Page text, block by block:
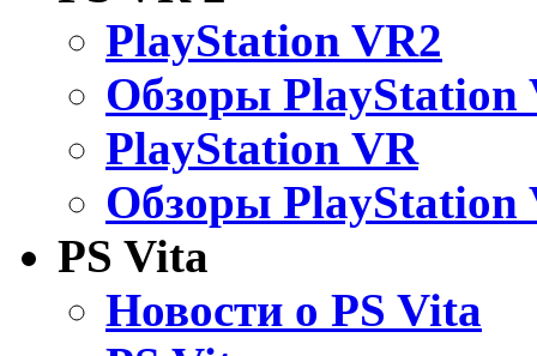
PlayStation VR2
Обзоры PlayStation
PlayStation VR
Обзоры PlayStation
PS Vita
Новости о PS Vita